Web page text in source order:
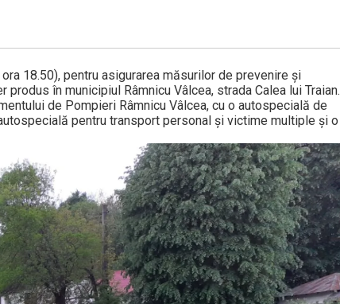
18.50), pentru asigurarea măsurilor de prevenire și
în municipiul Râmnicu Vâlcea, strada Calea lui Traian.
de Pompieri Râmnicu Vâlcea, cu o autospecială de
pentru transport personal și victime multiple și o